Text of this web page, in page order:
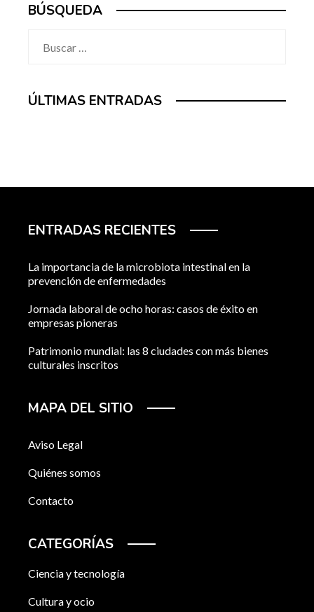
BÚSQUEDA
ÚLTIMAS ENTRADAS
ENTRADAS RECIENTES
La importancia de la microbiota intestinal en la
prevención de enfermedades
Jornada laboral de ocho horas: casos de éxito en
empresas pioneras
Patrimonio mundial: las 8 ciudades con más bienes
culturales inscritos
MAPA DEL SITIO
Aviso Legal
Quiénes somos
Contacto
CATEGORÍAS
Ciencia y tecnología
Cultura y ocio